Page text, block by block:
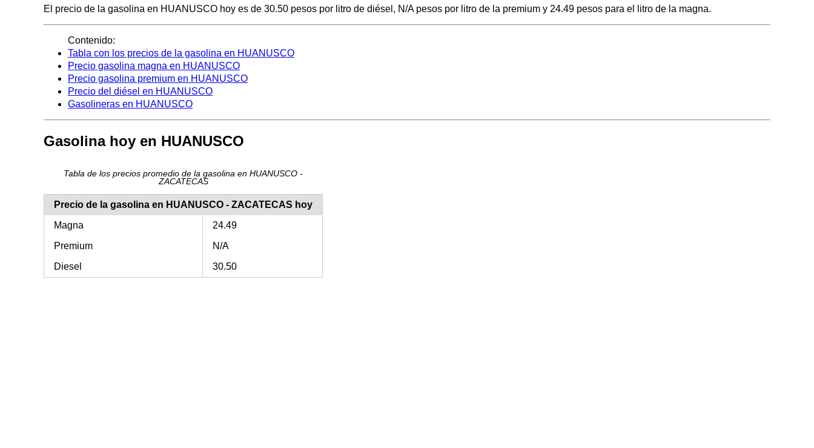
El precio de la gasolina en HUANUSCO hoy es de 30.50 pesos por litro de diésel, N/A pesos por litro de la premium y 24.49 pesos para el litro de la magna.
Contenido:
Tabla con los precios de la gasolina en HUANUSCO
Precio gasolina magna en HUANUSCO
Precio gasolina premium en HUANUSCO
Precio del diésel en HUANUSCO
Gasolineras en HUANUSCO
Gasolina hoy en HUANUSCO
Tabla de los precios promedio de la gasolina en HUANUSCO -
ZACATECAS
Precio de la gasolina en HUANUSCO - ZACATECAS hoy
Magna
24.49
Premium
N/A
Diesel
30.50